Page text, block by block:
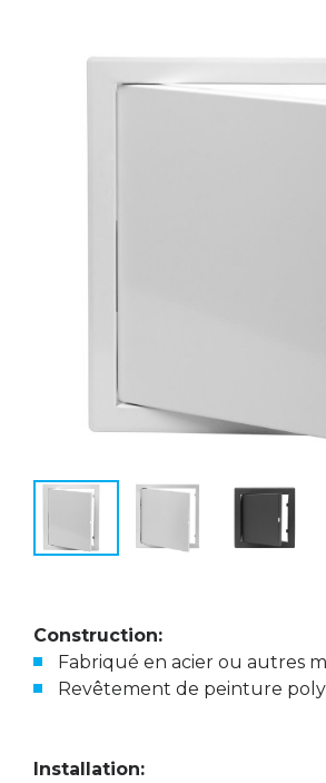
Construction:
Fabriqué en acier ou autres
Revêtement de peinture
Installation: